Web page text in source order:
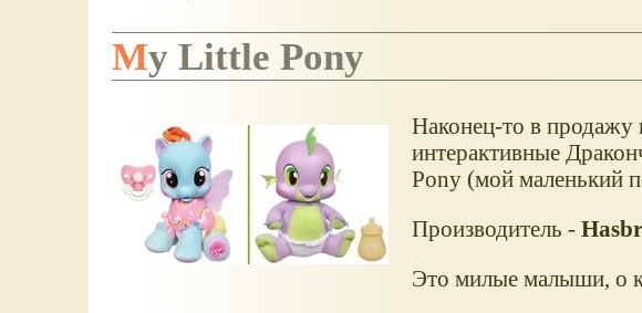
My Little Pony
Наконец-то в продажу
интерактивные
Pony (мой маленький
Производитель -
Это милые малыши, о